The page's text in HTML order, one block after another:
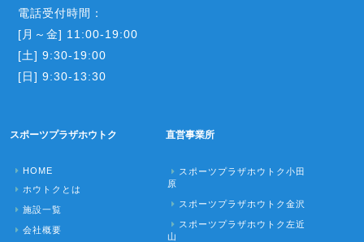
電話受付時間：
[月～金] 11:00-19:00
[土] 9:30-19:00
[日] 9:30-13:30
スポーツプラザホウトク
HOME
ホウトクとは
施設一覧
会社概要
直営事業所
スポーツプラザホウトク小田
原
スポーツプラザホウトク金沢
スポーツプラザホウトク左近
山